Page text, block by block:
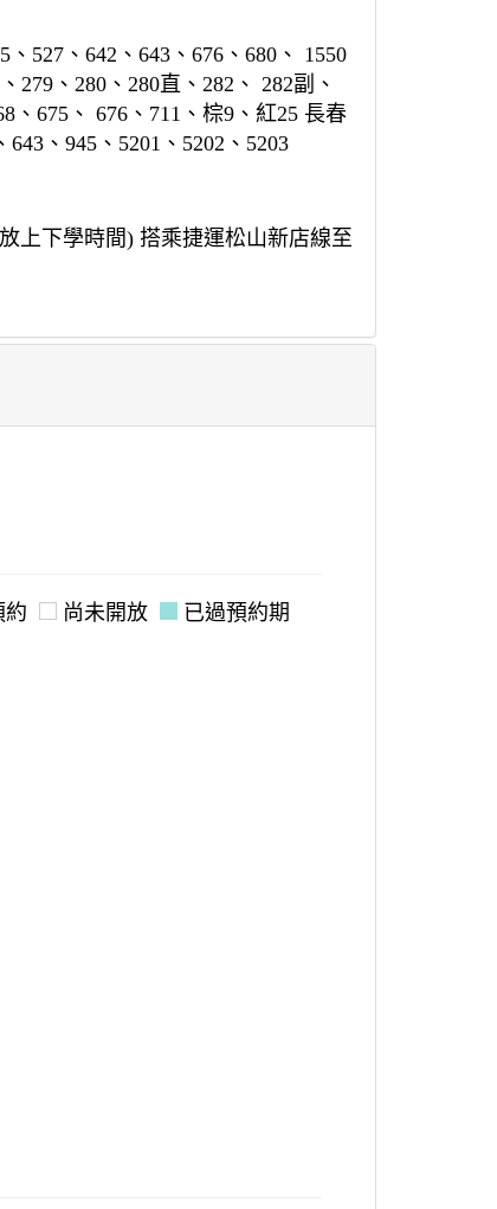
527、642、643、676、680、 1550
279、280、280直、282、 282副、
、675、 676、711、棕9、紅25 長春
、945、5201、5202、5203
上下學時間) 搭乘捷運松山新店線至
約 尚未開放 已過預約期